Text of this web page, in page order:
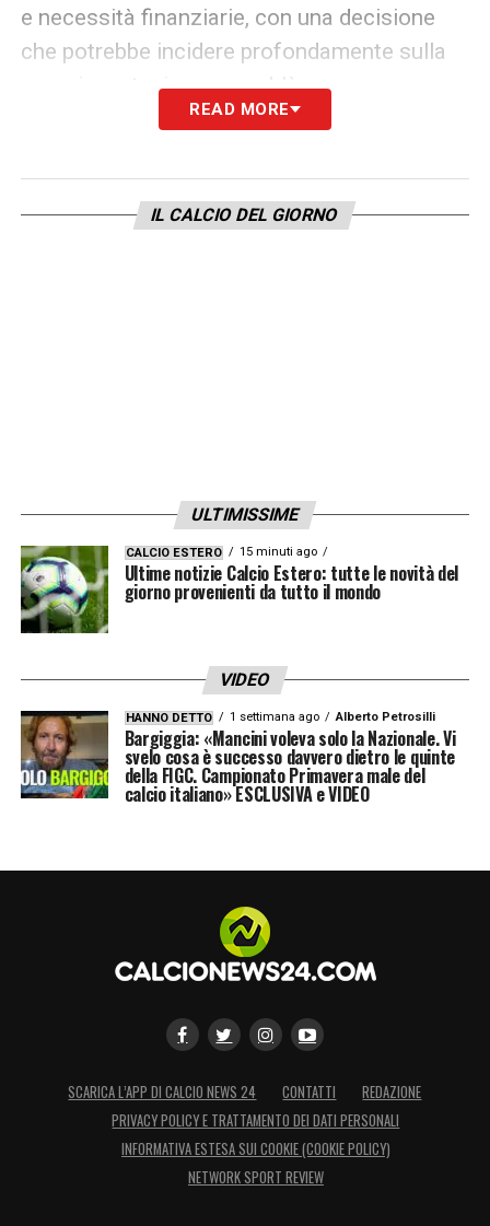
e necessità finanziarie, con una decisione
che potrebbe incidere profondamente sulla
prossima stagione rossoblù.
LA PLAYLIST DELLE NOSTRE TOP NEWS
READ MORE
IL CALCIO DEL GIORNO
ULTIMISSIME
CALCIO ESTERO 15 minuti ago
Ultime notizie Calcio Estero: tutte le novità del
giorno provenienti da tutto il mondo
VIDEO
HANNO DETTO 1 settimana ago Alberto Petrosilli
Bargiggia: «Mancini voleva solo la Nazionale. Vi
svelo cosa è successo davvero dietro le quinte
della FIGC. Campionato Primavera male del
calcio italiano» ESCLUSIVA e VIDEO
SCARICA L’APP DI CALCIO NEWS 24 CONTATTI
REDAZIONE
PRIVACY POLICY E TRATTAMENTO DEI DATI PERSONALI
INFORMATIVA ESTESA SUI COOKIE (COOKIE POLICY)
NETWORK SPORT REVIEW